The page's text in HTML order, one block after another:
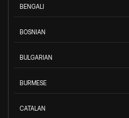
BENGALI
BOSNIAN
BULGARIAN
BURMESE
CATALAN